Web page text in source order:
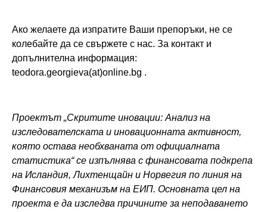
Ако желаете да изпратите Ваши препоръки, не се
колебайте да се свържете с нас. За контакт и
допълнителна информация:
teodora.georgieva(at)online.bg .
Проектът „Скритите иновации: Анализ на
изследователската и иновационната активност,
която остава необхваната от официалната
статистика“ се изпълнява с финансовата подкрепа
на Исландия, Лихтенщайн и Норвегия по линия на
Финансовия механизъм на ЕИП. Основната цел на
проекта е да изследва причините за неподаването